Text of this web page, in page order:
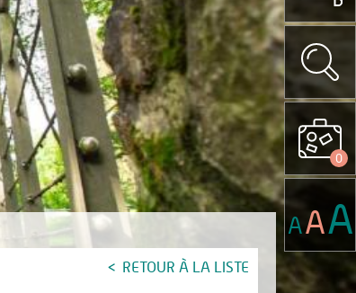
RETOUR À LA LISTE
0
AAA